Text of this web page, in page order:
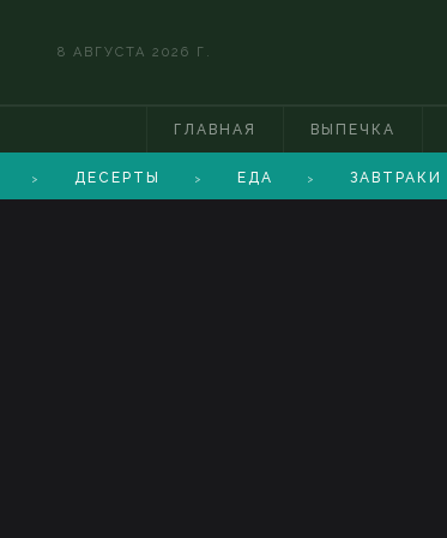
8 АВГУСТА 2026 Г.
ГЛАВНАЯ ВЫПЕЧКА
> ДЕСЕРТЫ > ЕДА > ЗАВТРАКИ